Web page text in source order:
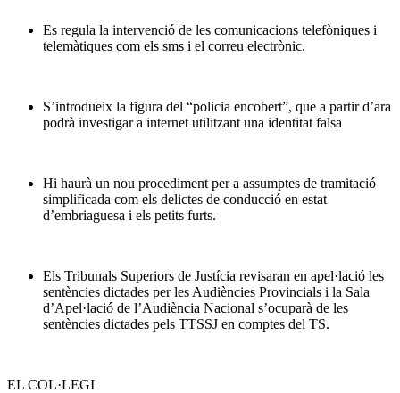
Es regula la intervenció de les comunicacions telefòniques i
telemàtiques com els sms i el correu electrònic.
S’introdueix la figura del “policia encobert”, que a partir d’ara
podrà investigar a internet utilitzant una identitat falsa
Hi haurà un nou procediment per a assumptes de tramitació
simplificada com els delictes de conducció en estat
d’embriaguesa i els petits furts.
Els Tribunals Superiors de Justícia revisaran en apel·lació les
sentències dictades per les Audiències Provincials i la Sala
d’Apel·lació de l’Audiència Nacional s’ocuparà de les
sentències dictades pels TTSSJ en comptes del TS.
EL COL·LEGI